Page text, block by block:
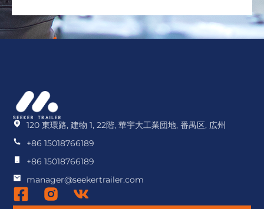
120 東環路, 建物 1, 22階, 華宇大工業団地, 番禺区, 広州
+86 15018766189
+86 15018766189
manager@seekertrailer.com